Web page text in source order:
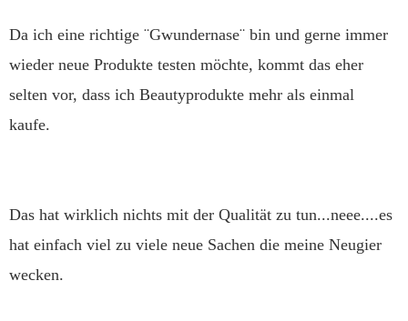
Da ich eine richtige ¨Gwundernase¨ bin und gerne immer
wieder neue Produkte testen möchte, kommt das eher
selten vor, dass ich Beautyprodukte mehr als einmal
kaufe.
Das hat wirklich nichts mit der Qualität zu tun...neee....es
hat einfach viel zu viele neue Sachen die meine Neugier
wecken.